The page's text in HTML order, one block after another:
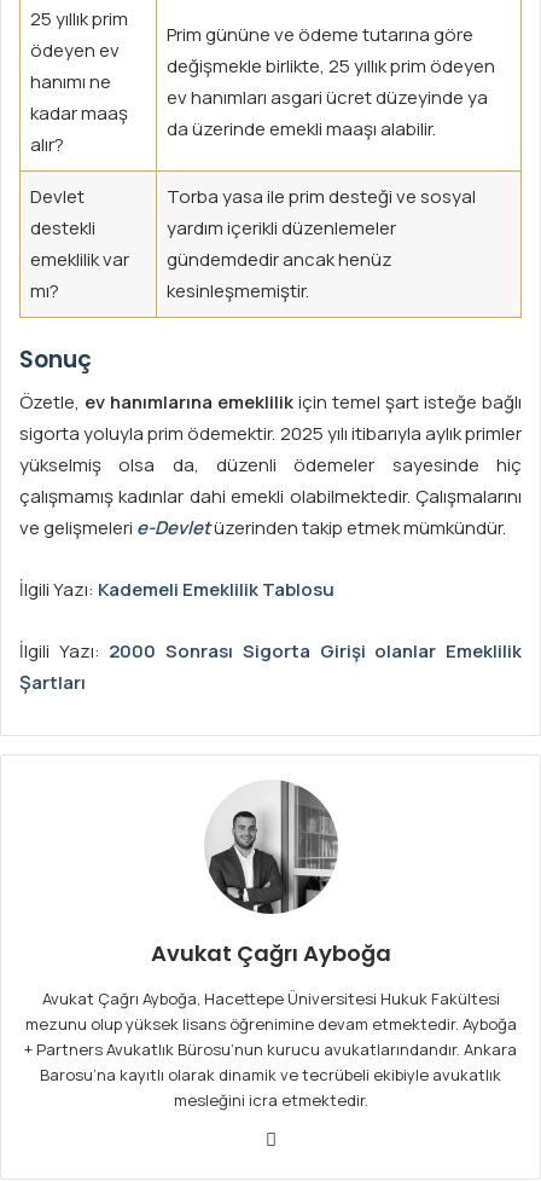
25 yıllık prim
ödeyen ev
hanımı ne
kadar maaş
alır?
Prim gününe ve ödeme tutarına göre
değişmekle birlikte, 25 yıllık prim ödeyen
ev hanımları asgari ücret düzeyinde ya
da üzerinde emekli maaşı alabilir.
Devlet
destekli
emeklilik var
mı?
Torba yasa ile prim desteği ve sosyal
yardım içerikli düzenlemeler
gündemdedir ancak henüz
kesinleşmemiştir.
Sonuç
Özetle, ev hanımlarına emeklilikiçin temel şart isteğe bağlı
sigorta yoluyla prim ödemektir. 2025 yılı itibarıyla aylık primler
yükselmiş olsa da, düzenli ödemeler sayesinde hiç
çalışmamış kadınlar dahi emekli olabilmektedir. Çalışmalarını
ve gelişmeleri e-Devletüzerinden takip etmek mümkündür.
İlgili Yazı: Kademeli Emeklilik Tablosu
İlgili Yazı: 2000 Sonrası Sigorta Girişi olanlar Emeklilik
Şartları
Avukat Çağrı Ayboğa
Avukat Çağrı Ayboğa, Hacettepe Üniversitesi Hukuk Fakültesi
mezunu olup yüksek lisans öğrenimine devam etmektedir. Ayboğa
+ Partners Avukatlık Bürosu’nun kurucu avukatlarındandır. Ankara
Barosu’na kayıtlı olarak dinamik ve tecrübeli ekibiyle avukatlık
mesleğini icra etmektedir.